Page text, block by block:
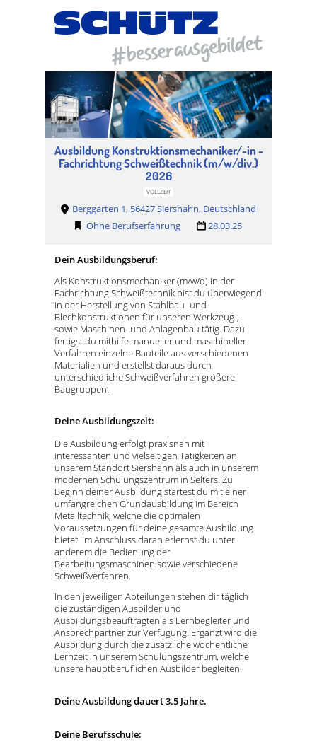
Ausbildung Konstruktionsmechaniker/-in -
Fachrichtung Schweißtechnik (m/w/div.)
2026
VOLLZEIT
Berggarten 1, 56427 Siershahn, Deutschland
Ohne Berufserfahrung
28.03.25
Dein Ausbildungsberuf:
Als Konstruktionsmechaniker (m/w/d) in der
Fachrichtung Schweißtechnik bist du überwiegend
in der Herstellung von Stahlbau- und
Blechkonstruktionen für unseren Werkzeug-,
sowie Maschinen- und Anlagenbau tätig. Dazu
fertigst du mithilfe manueller und maschineller
Verfahren einzelne Bauteile aus verschiedenen
Materialien und erstellst daraus durch
unterschiedliche Schweißverfahren größere
Baugruppen.
Deine Ausbildungszeit:
Die Ausbildung erfolgt praxisnah mit
interessanten und vielseitigen Tätigkeiten an
unserem Standort Siershahn als auch in unserem
modernen Schulungszentrum in Selters. Zu
Beginn deiner Ausbildung startest du mit einer
umfangreichen Grundausbildung im Bereich
Metalltechnik, welche die optimalen
Voraussetzungen für deine gesamte Ausbildung
bietet. Im Anschluss daran erlernst du unter
anderem die Bedienung der
Bearbeitungsmaschinen sowie verschiedene
Schweißverfahren.
In den jeweiligen Abteilungen stehen dir täglich
die zuständigen Ausbilder und
Ausbildungsbeauftragten als Lernbegleiter und
Ansprechpartner zur Verfügung. Ergänzt wird die
Ausbildung durch die zusätzliche wöchentliche
Lernzeit in unserem Schulungszentrum, welche
unsere hauptberuflichen Ausbilder begleiten.
Deine Ausbildung dauert 3.5 Jahre.
Deine Berufsschule: